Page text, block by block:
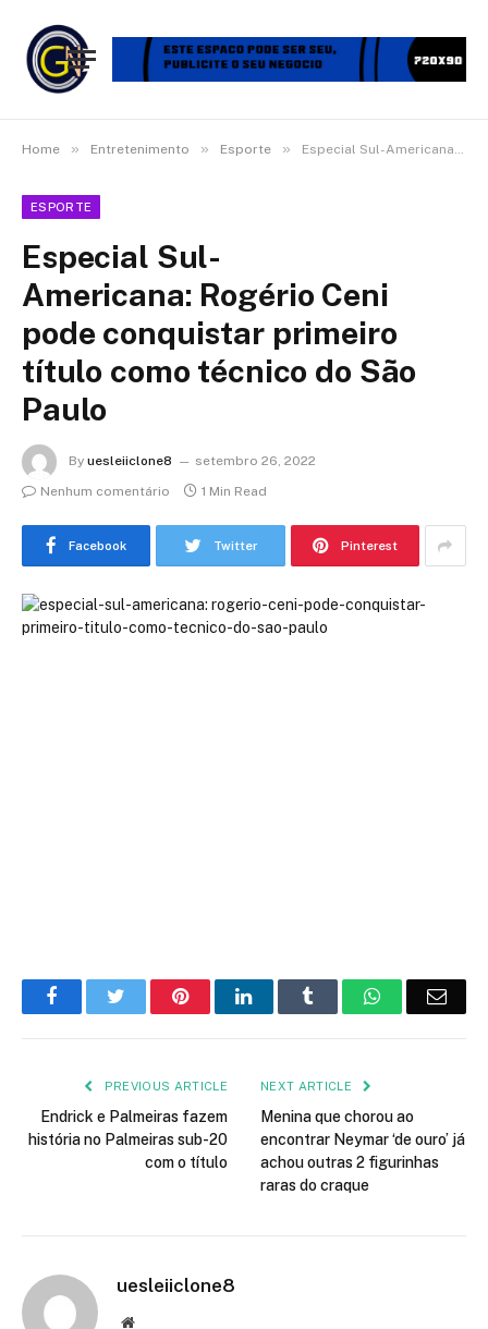
Home » Entretenimento » Esporte » Especial Sul-Americana: Rogério Ceni pode conquistar primeiro título como técnico do São Paulo
ESPORTE
Especial Sul-
Americana: Rogério Ceni
pode conquistar primeiro
título como técnico do São
Paulo
By uesleiiclone8
setembro 26, 2022
Nenhum comentário
1 Min Read
Facebook Twitter Pinterest
FacebookTwitter PinterestLinkedIn Tumblr WhatsApp
PREVIOUS ARTICLE
Endrick e Palmeiras fazem
história no Palmeiras sub-20
com o título
NEXT ARTICLE
Menina que chorou ao
encontrar Neymar ‘de ouro’ já
achou outras 2 figurinhas
raras do craque
uesleiiclone8
Website